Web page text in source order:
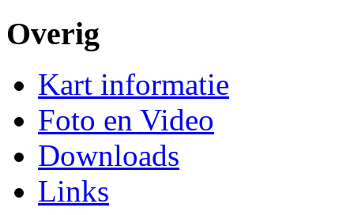
Overig
Kart informatie
Foto en Video
Downloads
Links